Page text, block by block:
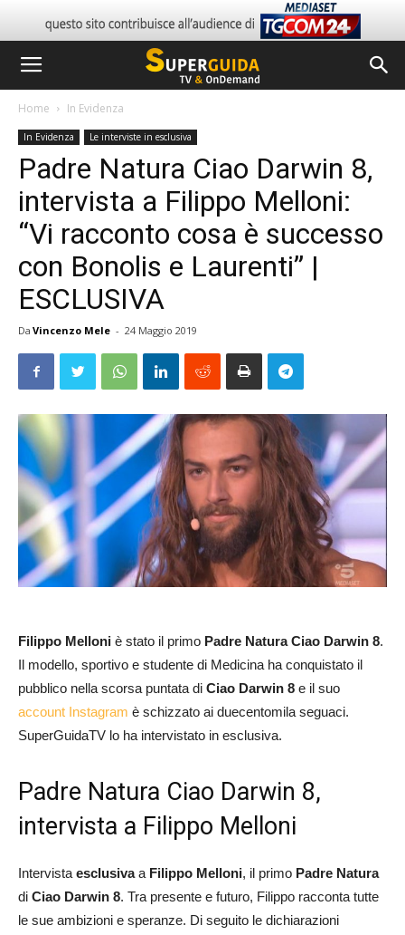
Home In Evidenza
In Evidenza Le interviste in esclusiva
Padre Natura Ciao Darwin 8,
intervista a Filippo Melloni:
“Vi racconto cosa è successo
con Bonolis e Laurenti” |
ESCLUSIVA
Da Vincenzo Mele - 24 Maggio 2019
Filippo Melloni è stato il primo Padre Natura Ciao Darwin 8.
Il modello, sportivo e studente di Medicina ha conquistato il
pubblico nella scorsa puntata di Ciao Darwin 8 e il suo
account Instagram è schizzato ai duecentomila seguaci.
SuperGuidaTV lo ha intervistato in esclusiva.
Padre Natura Ciao Darwin 8,
intervista a Filippo Melloni
Intervista esclusivaa Filippo Melloni, il primo Padre Natura
di Ciao Darwin 8. Tra presente e futuro, Filippo racconta tutte
le sue ambizioni e speranze. Di seguito le dichiarazioni